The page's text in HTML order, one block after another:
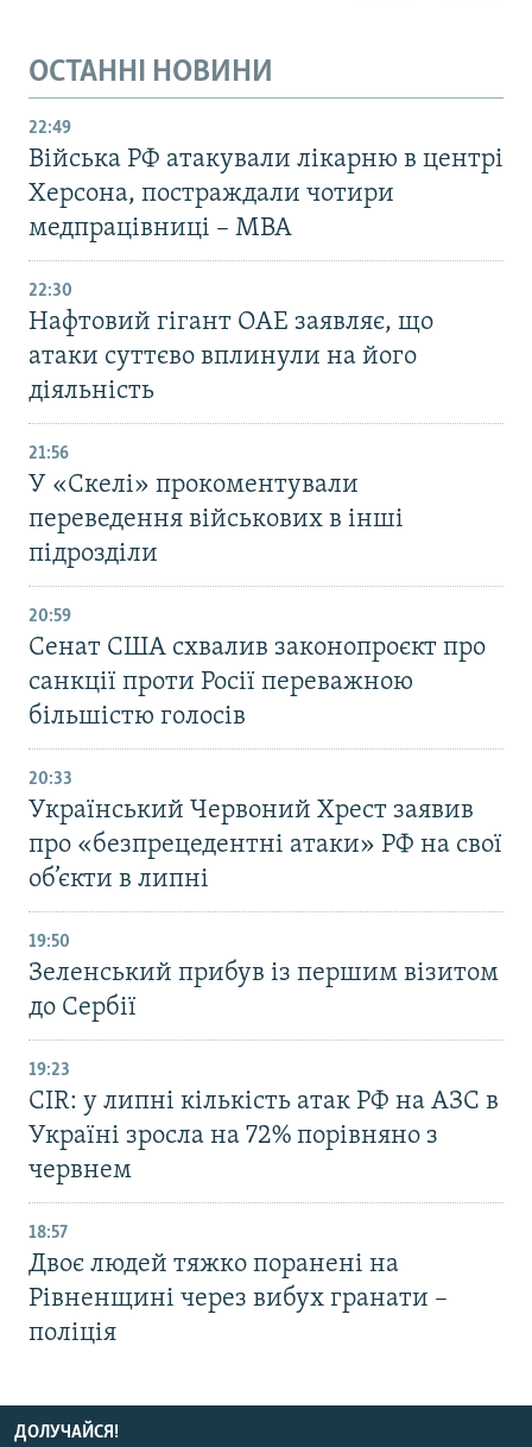
ОСТАННІ НОВИНИ
22:49
Війська РФ атакували лікарню в центрі
Херсона, постраждали чотири
медпрацівниці – МВА
22:30
Нафтовий гігант ОАЕ заявляє, що
атаки суттєво вплинули на його
діяльність
21:56
У «Скелі» прокоментували
переведення військових в інші
підрозділи
20:59
Cенат США схвалив законопроєкт про
санкції проти Росії переважною
більшістю голосів
20:33
Український Червоний Хрест заявив
про «безпрецедентні атаки» РФ на свої
об’єкти в липні
19:50
Зеленський прибув із першим візитом
до Сербії
19:23
CIR: у липні кількість атак РФ на АЗС в
Україні зросла на 72% порівняно з
червнем
18:57
Двоє людей тяжко поранені на
Рівненщині через вибух гранати –
поліція
ДОЛУЧАЙСЯ!